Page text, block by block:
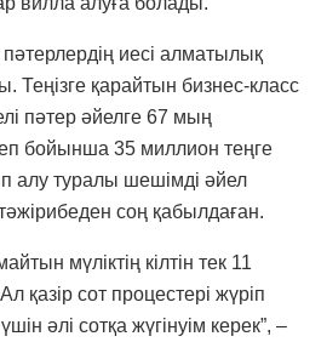
иесі алматылық
Теңізге қарайтын бизнес-класс
пәтер әйелге 67 мың
бойынша 35 миллион теңге
алу туралы шешімді әйел
соң қабылдаған.
мүліктің кілтін тек 11
қазір сот процестері жүріп
әлі сотқа жүгінуім керек”, –